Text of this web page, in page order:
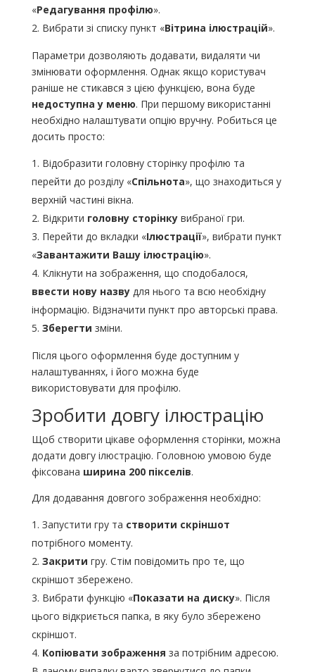
«Редагування профілю».
Вибрати зі списку пункт «Вітрина ілюстрацій».
Параметри дозволяють додавати, видаляти чи
змінювати оформлення. Однак якщо користувач
раніше не стикався з цією функцією, вона буде
недоступна у меню. При першому використанні
необхідно налаштувати опцію вручну. Робиться це
досить просто:
Відобразити головну сторінку профілю та
перейти до розділу «Спільнота», що знаходиться у
верхній частині вікна.
Відкрити головну сторінкувибраної гри.
Перейти до вкладки «Ілюстрації», вибрати пункт
«Завантажити Вашу ілюстрацію».
Клікнути на зображення, що сподобалося,
ввести нову назвудля нього та всю необхідну
інформацію. Відзначити пункт про авторські права.
Зберегти зміни.
Після цього оформлення буде доступним у
налаштуваннях, і його можна буде
використовувати для профілю.
Зробити довгу ілюстрацію
Щоб створити цікаве оформлення сторінки, можна
додати довгу ілюстрацію. Головною умовою буде
фіксована ширина 200 пікселів.
Для додавання довгого зображення необхідно:
Запустити гру та створити скріншот
потрібного моменту.
Закрити гру. Стім повідомить про те, що
скріншот збережено.
Вибрати функцію «Показати на диску». Після
цього відкриється папка, в яку було збережено
скріншот.
Копіювати зображення за потрібним адресою.